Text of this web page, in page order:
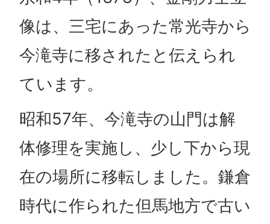
像は、三宅にあった常光寺から
今滝寺に移されたと伝えられ
ています。
昭和57年、今滝寺の山門は解
体修理を実施し、少し下から現
在の場所に移転しました。鎌倉
時代に作られた但馬地方で古い